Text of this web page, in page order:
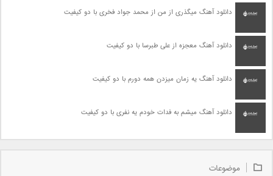
دانلود آهنگ میگذری از من از محمد جواد فخری با دو کیفیت
دانلود آهنگ معجزه از علی طبرسا با دو کیفیت
دانلود آهنگ یه زمان میزدن همه دورم با دو کیفیت
دانلود آهنگ میشم به فدات خودم یه نفری با دو کیفیت
موضوعات